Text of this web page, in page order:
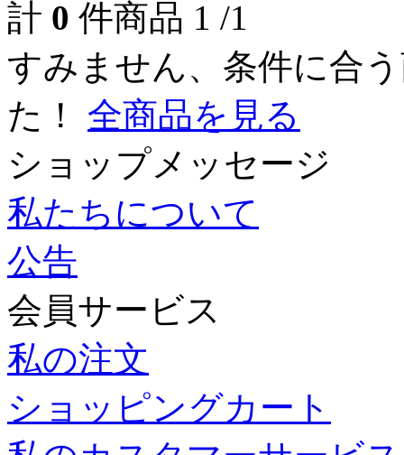
計 0 件商品 1 /1
すみません、条件に合
た！ 全商品を見る
ショップメッセージ
私たちについて
公告
会員サービス
私の注文
ショッピングカート